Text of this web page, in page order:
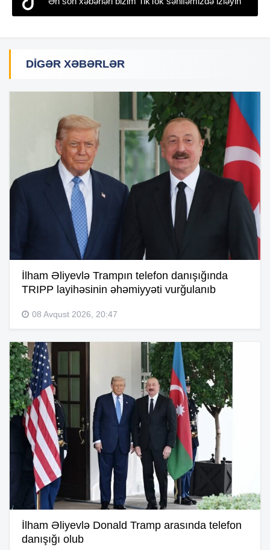
DIGƏR XƏBƏRLƏR
İlham Əliyevlə Trampın telefon danışığında
TRIPP layihəsinin əhəmiyyəti vurğulanıb
08 Avqust 2026, 20:47
İlham Əliyevlə Donald Tramp arasında telefon
danışığı olub